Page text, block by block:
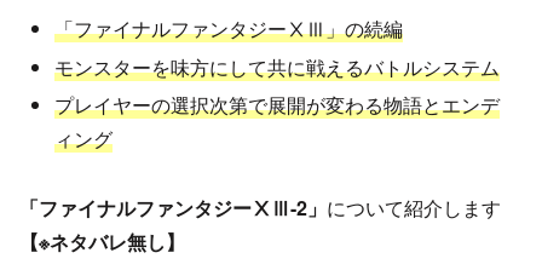
「ファイナルファンタジーⅩⅢ」の続編
モンスターを味方にして共に戦えるバトルシステム
プレイヤーの選択次第で展開が変わる物語とエンデ
ィング
「ファイナルファンタジーⅩⅢ-2」 について紹介します
【※ネタバレ無し】